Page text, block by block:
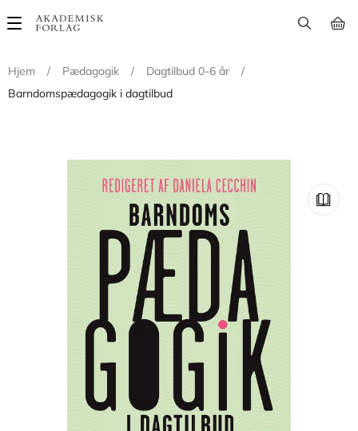
Main
Hjem
/ Pædagogik / Dagtilbud 0-6 år
/
Barndomspædagogik i dagtilbud